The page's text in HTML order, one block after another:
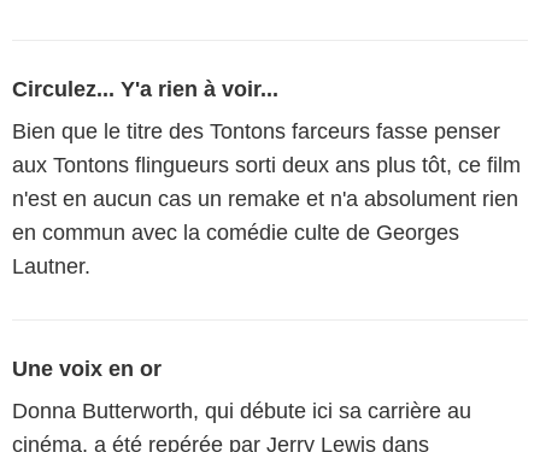
Circulez... Y'a rien à voir...
Bien que le titre des Tontons farceurs fasse penser
aux Tontons flingueurs sorti deux ans plus tôt, ce film
n'est en aucun cas un remake et n'a absolument rien
en commun avec la comédie culte de Georges
Lautner.
Une voix en or
Donna Butterworth, qui débute ici sa carrière au
cinéma, a été repérée par Jerry Lewis dans